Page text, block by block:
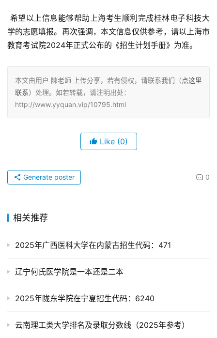
学的志愿填报。再次强调，本文信息仅供参考，请以上海市
教育考试院2024年正式公布的《招生计划手册》为准。
本文由用户 陳老師 上传分享，若有侵权，请联系我们（点这里
联系）处理。如若转载，请注明出处：
http://www.yyquan.vip/10795.html
Like (0)
0
Generate poster
相关推荐
2025年广西医科大学在内蒙古招生代码：471
辽宁何氏医学院是一本还是二本
2025年陇东学院在宁夏招生代码：6240
云南理工类大学排名及录取分数线（2025年参考）